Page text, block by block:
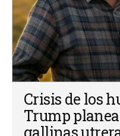
Crisis de los
Trump